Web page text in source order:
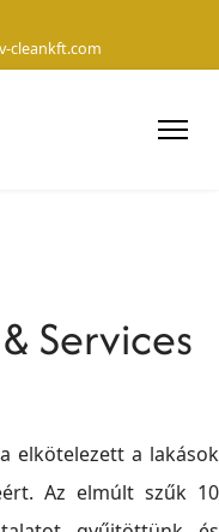
cleankft.com
Services
elkötelezett a lakások
Az elmúlt szűk 10